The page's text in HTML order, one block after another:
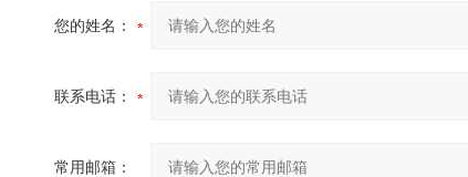
您的姓名：
联系电话：
常用邮箱：